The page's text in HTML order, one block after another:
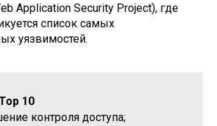
Application Security Project), где
список самых
уязвимостей.
10
контроля доступа;